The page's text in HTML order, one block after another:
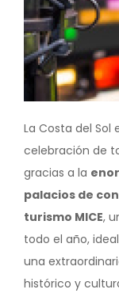
La Costa del Sol
celebración de
gracias a la
palacios de
turismo MICE,
todo el año,
una
histórico y